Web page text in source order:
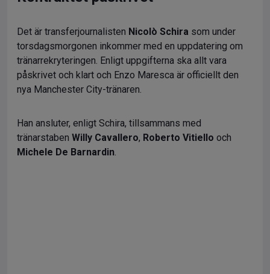
Det är transferjournalisten Nicolò Schira som under
torsdagsmorgonen inkommer med en uppdatering om
tränarrekryteringen. Enligt uppgifterna ska allt vara
påskrivet och klart och Enzo Maresca är officiellt den
nya Manchester City-tränaren.
Han ansluter, enligt Schira, tillsammans med
tränarstaben Willy Cavallero, Roberto Vitiello och
Michele De Barnardin.